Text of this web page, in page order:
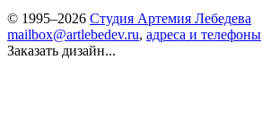
© 1995–2026 Студия Артемия Лебедева
mailbox@artlebedev.ru, адреса и телефоны
Заказать дизайн...